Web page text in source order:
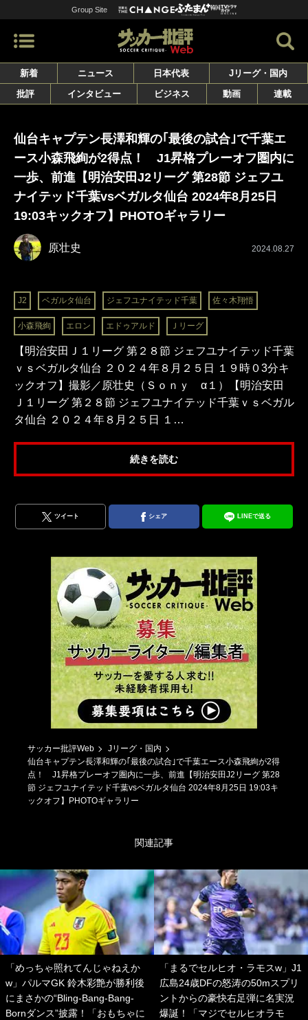
Group Site
新着 ニュース 日本代表
Jリーグ・国内
批評
インタビュー ビジネス 動画 連載
仙台キャプテン長澤和輝の｢最後の試合｣で千葉エ
ース小森飛絢が2得点！ J1昇格プレーオフ圏内に
一歩、前進【明治安田J2リーグ 第28節 ジェフユ
ナイテッド千葉vsベガルタ仙台 2024年8月25日
19:03キックオフ】PHOTOギャラリー
原壮史 2024.08.27
J2 ベガルタ仙台 ジェフユナイテッド千葉 佐々木翔悟
小森飛絢 エロン エドゥアルド Ｊリーグ
【明治安田Ｊ１リーグ 第２８節 ジェフユナイテッド千葉
ｖｓベガルタ仙台 ２０２４年８月２５日 １９時０3分キ
ックオフ】撮影／原壮史（Ｓｏｎｙ α１）【明治安田
Ｊ１リーグ 第２８節 ジェフユナイテッド千葉ｖｓベガル
タ仙台 ２０２４年８月２５日 １…
続きを読む
ツイート シェア LINEで送る
サッカー批評Web
Jリーグ・国内
仙台キャプテン長澤和輝の｢最後の試合｣で千葉エース小森飛絢が2得
点！ J1昇格プレーオフ圏内に一歩、前進【明治安田J2リーグ 第28
節 ジェフユナイテッド千葉vsベガルタ仙台 2024年8月25日 19:03キ
ックオフ】PHOTOギャラリー
関連記事
「めっちゃ照れてんじゃねえか
w」パルマGK 鈴木彩艶が勝利後
にまさかの“Bling-Bang-Bang-
Bornダンス”披露！「おもちゃに
「まるでセルヒオ・ラモスw」J1
広島24歳DFの怒涛の50mスプリ
ントからの豪快右足弾に名実況
爆誕！「マジでセルヒオラモ